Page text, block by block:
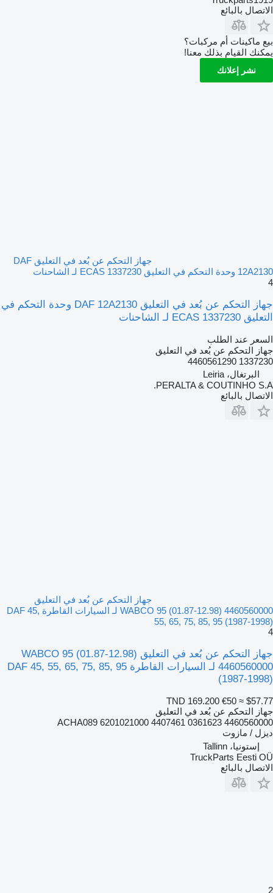
الاتصال بالبائع
بيع ماكينات أم مركبات؟
يمكنك القيام بذلك معنا!
نشر إعلانك
جهاز التحكم عن بُعد في التعليق DAF
12A2130 وحدة التحكم في التعليق ECAS 1337230 لـ الشاحنات
4
جهاز التحكم عن بُعد في التعليق DAF 12A2130 وحدة التحكم في
التعليق ECAS 1337230 لـ الشاحنات
السعر عند الطلب
جهاز التحكم عن بُعد في التعليق
1337230 4460561290
البرتغال، Leiria
PERALTA & COUTINHO S.A.
الاتصال بالبائع
جهاز التحكم عن بُعد في التعليق
WABCO 95 (01.87-12.98) 4460560000 لـ السيارات القاطرة DAF 45,
55, 65, 75, 85, 95 (1987-1998)
4
جهاز التحكم عن بُعد في التعليق WABCO 95 (01.87-12.98)
4460560000 لـ السيارات القاطرة DAF 45, 55, 65, 75, 85, 95
(1987-1998)
TND 169.200 €50 ≈ $57.77
جهاز التحكم عن بُعد في التعليق
4460560000 0361623 4407461 6201021000 ACHA089
ديزل / مازوت
إستونيا، Tallinn
TruckParts Eesti OÜ
الاتصال بالبائع
2